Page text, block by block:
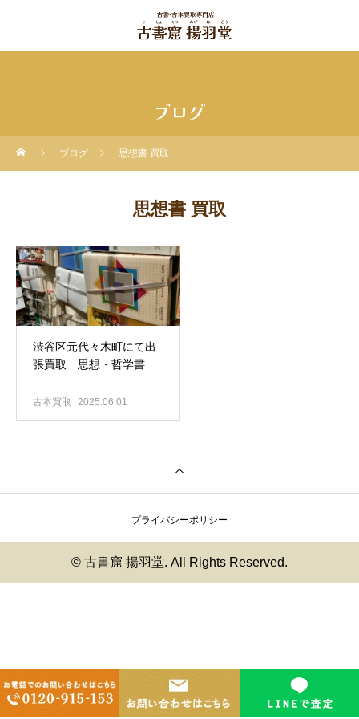
ブログ
ブログ 思想書 買取
思想書 買取
渋谷区元代々木町にて出
張買取 思想・哲学書や
CDなどをお譲りいただき
古本買取 2025.06.01
プライバシーポリシー
© 古書窟 揚羽堂. All Rights Reserved.